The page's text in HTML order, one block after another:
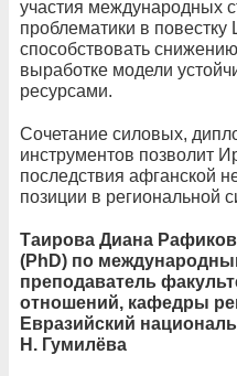
участия международных
проблематики в
способствовать
выработке модели
ресурсами.
Сочетание силовых,
инструментов позволит
последствия афганской
позиции в региональной
Таирова Диана
(PhD) по
преподаватель
отношений, кафедры
Евразийский
Н. Гумилёва